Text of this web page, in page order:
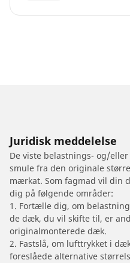
Juridisk meddelelse
De viste belastnings- og/
smule fra den originale
mærkat. Som fagmad vil din
dig på følgende områder:
1. Fortælle dig, om
de dæk, du vil skifte til, er
originalmonterede dæk.
2. Fastslå, om lufttrykket i
foreslåede alternative